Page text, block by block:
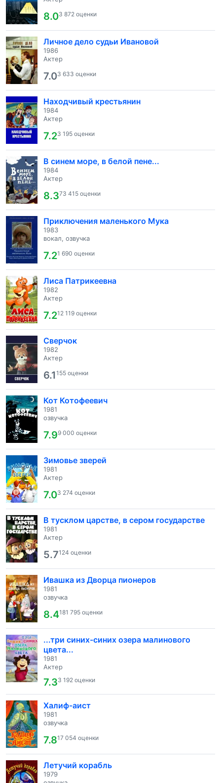
8.03 872 оценки
Личное дело судьи Ивановой
1986
Актер
7.03 633 оценки
Находчивый крестьянин
1984
Актер
7.23 195 оценки
В синем море, в белой пене...
1984
Актер
8.373 415 оценки
Приключения маленького Мука
1983
вокал, озвучка
7.21 690 оценки
Лиса Патрикеевна
1982
Актер
7.212 119 оценки
Сверчок
1982
Актер
6.1155 оценки
Кот Котофеевич
1981
озвучка
7.99 000 оценки
Зимовье зверей
1981
Актер
7.03 274 оценки
В тусклом царстве, в сером государстве
1981
Актер
5.7124 оценки
Ивашка из Дворца пионеров
1981
озвучка
8.4181 795 оценки
...три синих-синих озера малинового
цвета...
1981
Актер
7.33 192 оценки
Халиф-аист
1981
озвучка
7.817 054 оценки
Летучий корабль
1979